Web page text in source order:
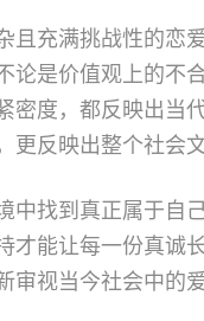
且充满挑战性的恋
论是价值观上的不
密度，都反映出当
更反映出整个社会
中找到真正属于自
才能让每一份真诚
审视当今社会中的